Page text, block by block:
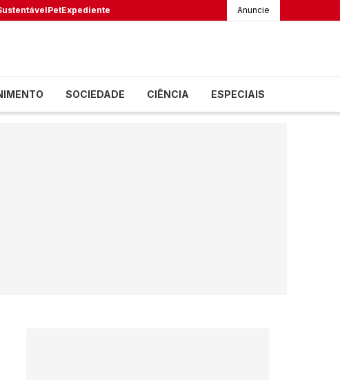
PetExpediente Anuncie
SOCIEDADE CIÊNCIA ESPECIAIS